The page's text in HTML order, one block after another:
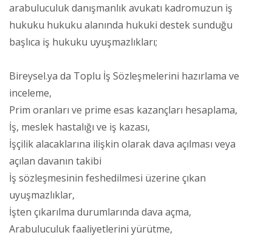
arabuluculuk danışmanlık avukatı kadromuzun iş
hukuku hukuku alanında hukuki destek sunduğu
başlıca iş hukuku uyuşmazlıkları;
Bireysel.ya da Toplu İş Sözleşmelerini hazırlama ve
inceleme,
Prim oranları ve prime esas kazançları hesaplama,
İş, meslek hastalığı ve iş kazası,
İşçilik alacaklarına ilişkin olarak dava açılması veya
açılan davanın takibi
İş sözleşmesinin feshedilmesi üzerine çıkan
uyuşmazlıklar,
İşten çıkarılma durumlarında dava açma,
Arabuluculuk faaliyetlerini yürütme,